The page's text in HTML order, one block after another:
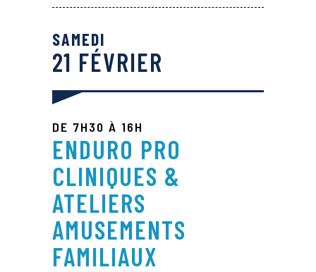
SAMEDI
21 FÉVRIER
DE 7H30 À 16H
ENDURO PRO
CLINIQUES &
ATELIERS
AMUSEMENTS
FAMILIAUX